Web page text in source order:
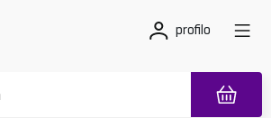
profilo